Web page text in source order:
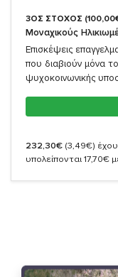
3ΟΣ ΣΤΟΧΟΣ
Μοναχικούς
Επισκέψεις
που διαβιούν μόνα
ψυχοκοινωνικής
232,30€ (3,49€)
υπολείπονται 17,70€